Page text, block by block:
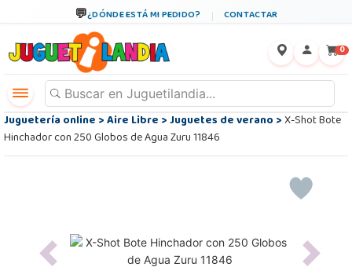
¿DÓNDE ESTÁ MI PEDIDO? CONTACTAR
0
Juguetería online>Aire Libre>Juguetes de verano>X-Shot Bote
Hinchador con 250 Globos de Agua Zuru 11846
Previous Next